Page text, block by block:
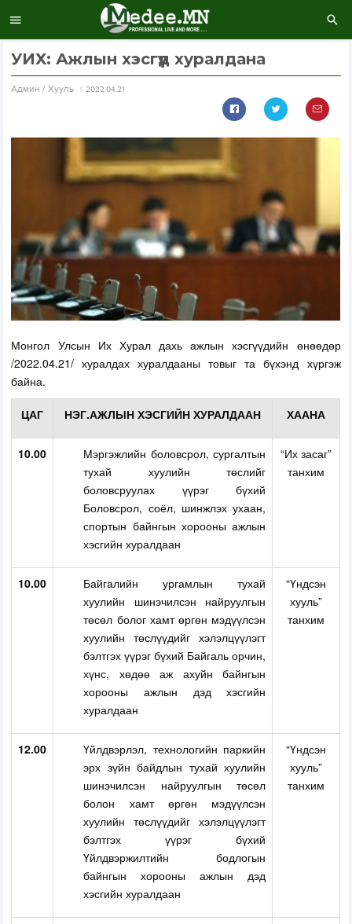
УИХ: Ажлын хэсгүүд хуралдана
Aдмин / Хууль 2022.04.21
Монгол Улсын Их Хурал дахь ажлын хэсгүүдийн өнөөдөр
/2022.04.21/ хуралдах хуралдааны товыг та бүхэнд хүргэж
байна.
ЦАГ НЭГ.АЖЛЫН ХЭСГИЙН ХУРАЛДААН ХААНА
10.00
Мэргэжлийн боловсрол, сургалтын
тухай хуулийн төслийг
боловсруулах үүрэг бүхий
Боловсрол, соёл, шинжлэх ухаан,
спортын байнгын хорооны ажлын
хэсгийн хуралдаан
“Их засаг”
танхим
10.00
Байгалийн ургамлын тухай
хуулийн шинэчилсэн найруулгын
төсөл болог хамт өргөн мэдүүлсэн
хуулийн төслүүдийг хэлэлцүүлэгт
бэлтгэх үүрэг бүхий Байгаль орчин,
хүнс, хөдөө аж ахуйн байнгын
хорооны ажлын дэд хэсгийн
хуралдаан
“Үндсэн
хууль”
танхим
12.00
Үйлдвэрлэл, технологийн паркийн
эрх зүйн байдлын тухай хуулийн
шинэчилсэн найруулгын төсөл
болон хамт өргөн мэдүүлсэн
хуулийн төслүүдийг хэлэлцүүлэгт
бэлтгэх үүрэг бүхий
Үйлдвэржилтийн бодлогын
байнгын хорооны ажлын дэд
хэсгийн хуралдаан
“Үндсэн
хууль”
танхим